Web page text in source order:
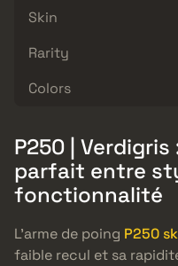
Skin
Rarity
Colors
P250 |
parfait entre
fonctionnalité
L’arme de poing P250
faible recul et sa